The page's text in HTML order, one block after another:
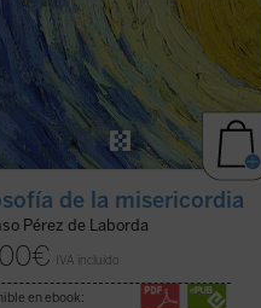
de la misericordia
Pérez de Laborda
€ IVA incluido
en ebook: